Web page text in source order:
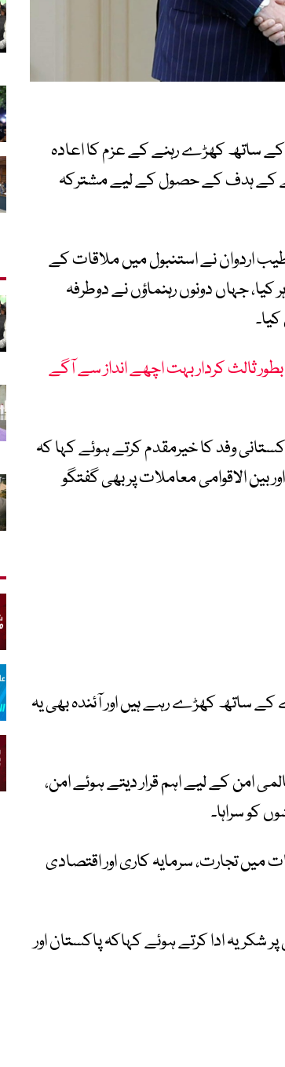
ساتھ کھڑے رہنے کے عزم کا اعادہ
کو 5 ارب ڈالر تک بڑھانے کے ہدف کے حصول کے لیے مشترکہ
اردوان نے استنبول میں ملاقات کے
جہاں دونوں رہنماؤں نے دوطرفہ
ثالث کردار بہت اچھے انداز سے آگے
وفد کا خیرمقدم کرتے ہوئے کہا کہ
الاقوامی معاملات پر بھی گفتگو
ساتھ کھڑے رہے ہیں اور آئندہ بھی یہ
امن کے لیے اہم قرار دیتے ہوئے امن،
کو سراہا۔
میں تجارت، سرمایہ کاری اور اقتصادی
شکریہ ادا کرتے ہوئے کہاکہ پاکستان اور